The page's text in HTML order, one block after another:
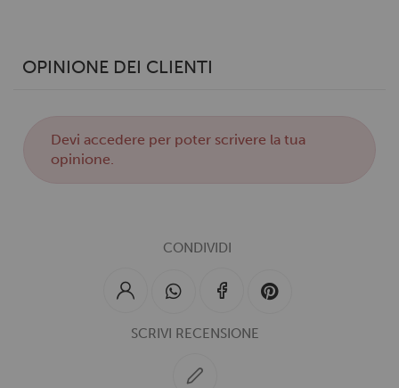
OPINIONE DEI CLIENTI
Deviaccedere per poter scrivere la tua
opinione.
CONDIVIDI
SCRIVI RECENSIONE